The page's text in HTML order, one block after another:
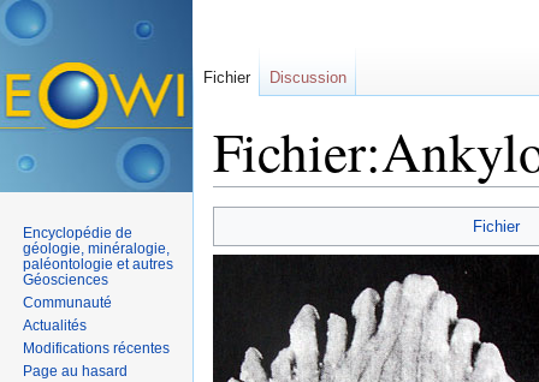
Fichier
Fichier Discussion
Encyclopédie de
géologie, minéralogie,
paléontologie et autres
Géosciences
Communauté
Actualités
Modifications récentes
Page au hasard